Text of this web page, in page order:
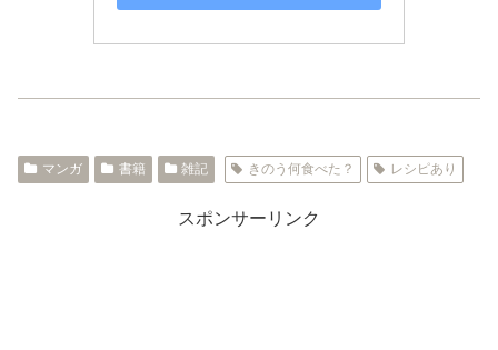
マンガ 書籍 雑記 きのう何食べた？ レシピあり
スポンサーリンク